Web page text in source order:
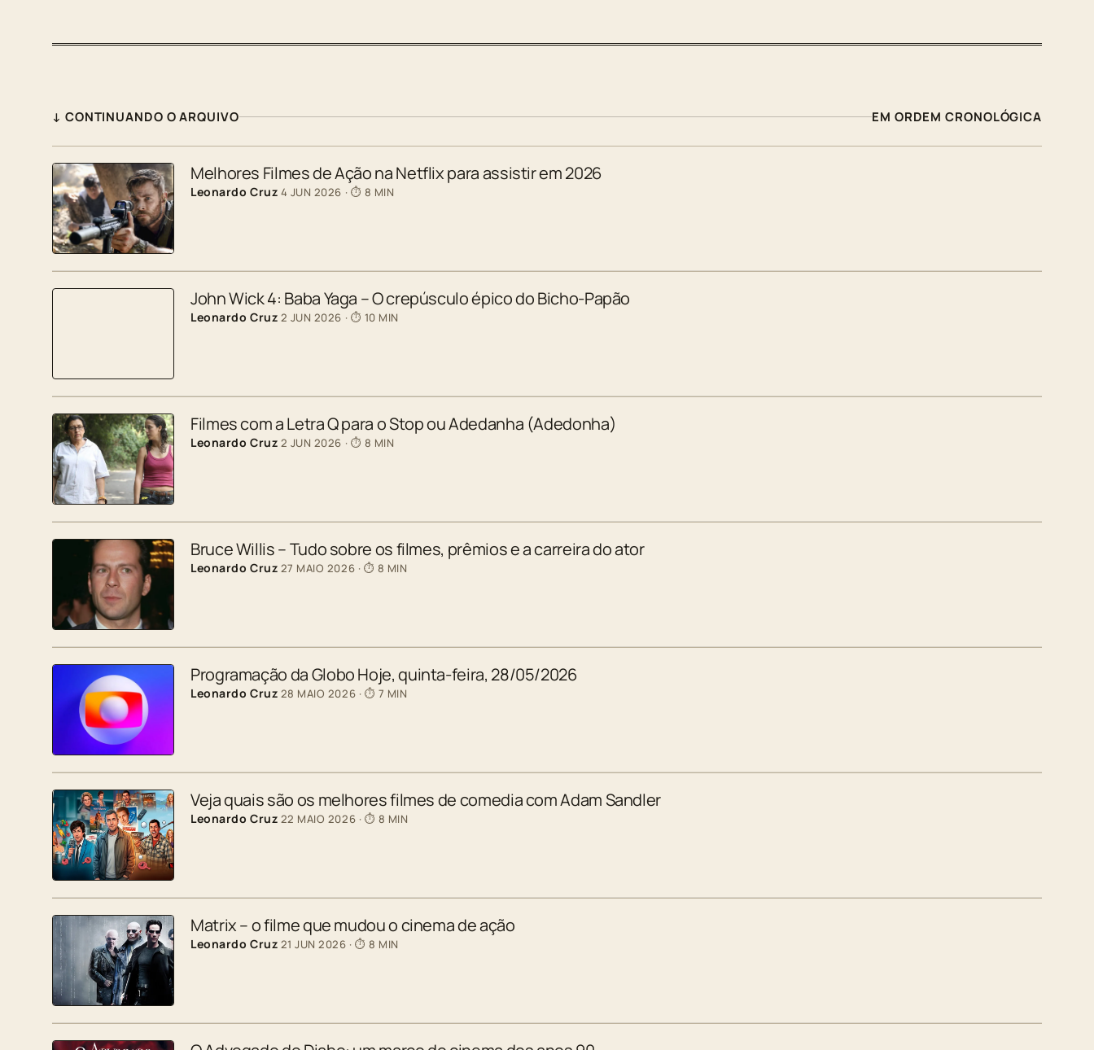
↓ CONTINUANDO O ARQUIVO EM ORDEM CRONOLÓGICA
Melhores Filmes de Ação na Netflix para assistir em 2026
Leonardo Cruz 4 JUN 2026 · ⏱ 8 MIN
John Wick 4: Baba Yaga – O crepúsculo épico do Bicho-Papão
Leonardo Cruz 2 JUN 2026 · ⏱ 10 MIN
Filmes com a Letra Q para o Stop ou Adedanha (Adedonha)
Leonardo Cruz 2 JUN 2026 · ⏱ 8 MIN
Bruce Willis – Tudo sobre os filmes, prêmios e a carreira do ator
Leonardo Cruz 27 MAIO 2026 · ⏱ 8 MIN
Programação da Globo Hoje, quinta-feira, 28/05/2026
Leonardo Cruz 28 MAIO 2026 · ⏱ 7 MIN
Veja quais são os melhores filmes de comedia com Adam Sandler
Leonardo Cruz 22 MAIO 2026 · ⏱ 8 MIN
Matrix – o filme que mudou o cinema de ação
Leonardo Cruz 21 JUN 2026 · ⏱ 8 MIN